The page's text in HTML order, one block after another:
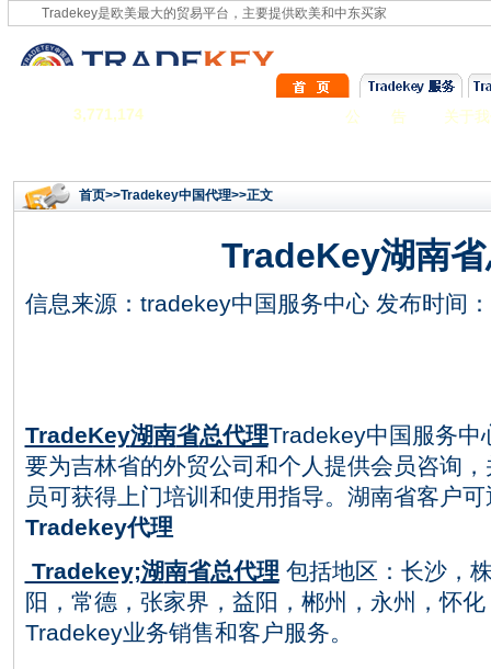
Tradekey是欧美最大的贸易平台，主要提供欧美和中东买家
3,771,174 公 告 关于
首页>>Tradekey中国代理>>正文
TradeKey湖南
信息来源： tradekey中国服务中心 发布时间
TradeKey湖南省总代理Tradekey中国服务中
要为吉林省的外贸公司和个人提供会员咨询
员可获得上门培训和使用指导。 湖南省客户可
Tradekey代理
Tradekey;湖南省总代理 包括地区： 长沙，
阳，常德，张家界，益阳，郴州，永州，怀
Tradekey业务销售和客户服务。